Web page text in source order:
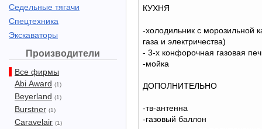
Седельные тягачи
Спецтехника
Экскаваторы
Производители
Все фирмы
Abi Award (1)
Beyerland (1)
Burstner (1)
Caravelair (1)
КУХНЯ
-холодильник с морозильной
газа и электричества)
- 3-х конфорочная газовая
-мойка
ДОПОЛНИТЕЛЬНО
-тв-антенна
-газовый баллон